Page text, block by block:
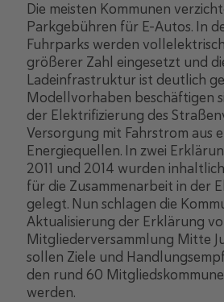
Die meisten Kommunen
Parkgebühren für E-Autos. In
Fuhrparks werden
größerer Zahl eingesetzt und
Ladeinfrastruktur ist deutlich
Modellvorhaben beschäftigen
der Elektrifizierung des
Versorgung mit Fahrstrom aus
Energiequellen. In zwei
2011 und 2014 wurden
für die Zusammenarbeit in der
gelegt. Nun schlagen die
Aktualisierung der Erklärung
Mitgliederversammlung Mitte
sollen Ziele und
den rund 60
werden.